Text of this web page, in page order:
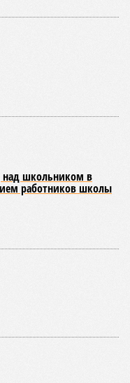
над школьником в
работников школы